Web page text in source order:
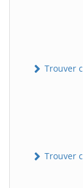
Trouver
Trouver